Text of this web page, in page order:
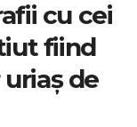
cu cei
fiind
de